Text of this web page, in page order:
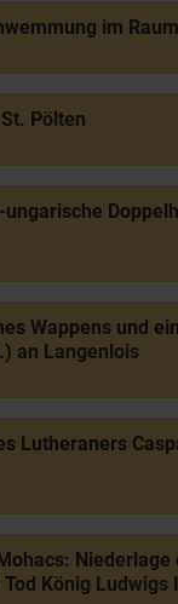
im
Pölten
Wappens und
an Langenlois
Lutheraners
König Ludwigs